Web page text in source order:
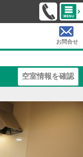
お問合せ
空室情報を確認